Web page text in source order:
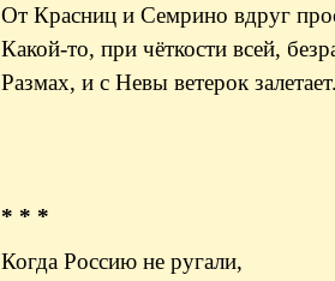
От Красниц и Семрино вдруг
Какой-то, при чёткости всей,
Размах, и с Невы ветерок залетает.
* * *
Когда Россию не ругали,